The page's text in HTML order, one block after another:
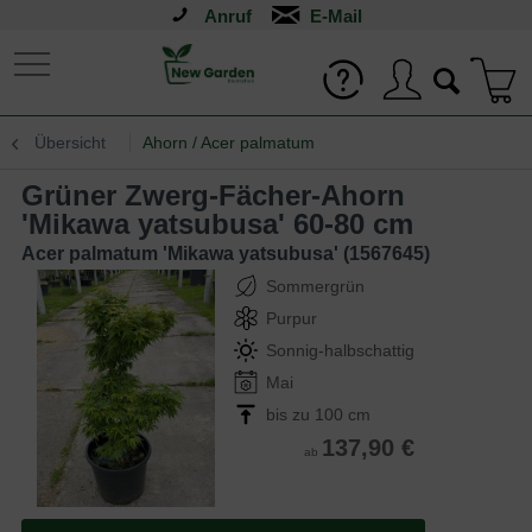
Anruf
Übersicht Ahorn / Acer palmatum
Grüner Zwerg-Fächer-Ahorn
'Mikawa yatsubusa' 60-80 cm
Acer palmatum 'Mikawa yatsubusa' (1567645)
Sommergrün
Purpur
Sonnig-halbschattig
Mai
bis zu 100 cm
ab 137,90 €